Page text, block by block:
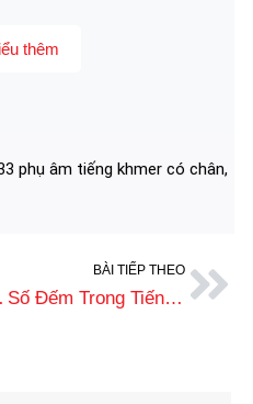
thêm
phụ âm tiếng khmer có chân,
Quả
BÀI TIẾP THEO
Số Đếm Trong Tiếng Khmer (Campuchia) Từ 1 Đến 10000 Có Phiên Âm